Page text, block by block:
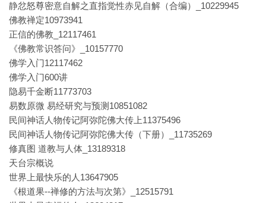
静忿怒尊密意自解之直指觉性赤见自解（合编）_10229945
佛教禅定10973941
正信的佛教_12117461
《佛教常识答问》_10157770
佛学入门12117462
佛学入门600讲
隐易千金断11773703
易数原微 易经研究与预测10851082
民间神话人物传记阿弥陀佛大传上11375496
民间神话人物传记阿弥陀佛大传（下册）_11735269
修真图 道教与人体_13189318
天台宗概说
世界上最快乐的人13647905
《根道果--禅修的方法与次第》_12515791